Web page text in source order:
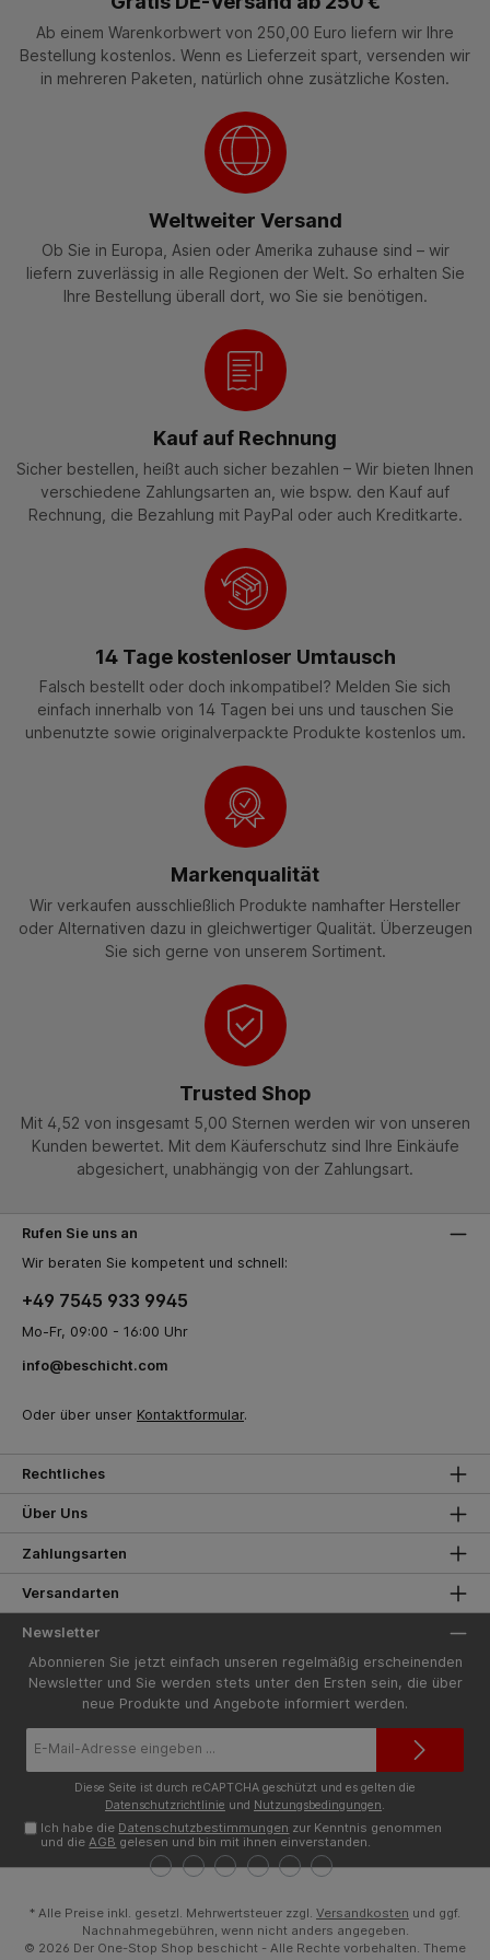
Ab einem Warenkorbwert von 250,00 Euro liefern wir Ihre
Bestellung kostenlos. Wenn es Lieferzeit spart, versenden wir
in mehreren Paketen, natürlich ohne zusätzliche Kosten.
Weltweiter Versand
Ob Sie in Europa, Asien oder Amerika zuhause sind – wir
liefern zuverlässig in alle Regionen der Welt. So erhalten Sie
Ihre Bestellung überall dort, wo Sie sie benötigen.
Kauf auf Rechnung
Sicher bestellen, heißt auch sicher bezahlen – Wir bieten Ihnen
verschiedene Zahlungsarten an, wie bspw. den Kauf auf
Rechnung, die Bezahlung mit PayPal oder auch Kreditkarte.
14 Tage kostenloser Umtausch
Falsch bestellt oder doch inkompatibel? Melden Sie sich
einfach innerhalb von 14 Tagen bei uns und tauschen Sie
unbenutzte sowie originalverpackte Produkte kostenlos um.
Markenqualität
Wir verkaufen ausschließlich Produkte namhafter Hersteller
oder Alternativen dazu in gleichwertiger Qualität. Überzeugen
Sie sich gerne von unserem Sortiment.
Trusted Shop
Mit 4,52 von insgesamt 5,00 Sternen werden wir von unseren
Kunden bewertet. Mit dem Käuferschutz sind Ihre Einkäufe
abgesichert, unabhängig von der Zahlungsart.
Rufen Sie uns an
Wir beraten Sie kompetent und schnell:
+49 7545 933 9945
Mo-Fr, 09:00 - 16:00 Uhr
info@beschicht.com
Oder über unser Kontaktformular.
Rechtliches
Über Uns
Zahlungsarten
Versandarten
Newsletter
Abonnieren Sie jetzt einfach unseren regelmäßig erscheinenden
Newsletter und Sie werden stets unter den Ersten sein, die über
neue Produkte und Angebote informiert werden.
Mail-
Diese Seite ist durch reCAPTCHA geschützt und es gelten die
Datenschutzrichtlinie und Nutzungsbedingungen.
Ich habe die Datenschutzbestimmungen zur Kenntnis genommen
und dieAGB gelesen und bin mit ihnen einverstanden.
* Alle Preise inkl. gesetzl. Mehrwertsteuer zzgl. Versandkosten und ggf.
Nachnahmegebühren, wenn nicht anders angegeben.
© 2026 Der One-Stop Shop beschicht - Alle Rechte vorbehalten. Theme